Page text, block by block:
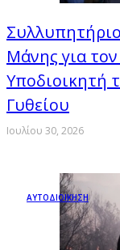
Μάνης για
Υποδιοικητή
Γυθείου
Ιουλίου 30, 2026
ΑΥΤΟΔΙΟΙΚΗΣΗ